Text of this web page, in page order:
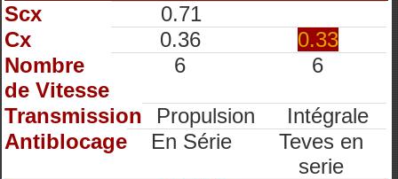
Scx
0.71
Cx
0.36
0.33
Nombre
de Vitesse
6 6
Transmission Propulsion
Intégrale
Antiblocage
En Série
Teves en
serie